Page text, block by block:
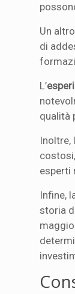
Un
di
L’
qualità
Inoltre,
esperti
Infine,
storia